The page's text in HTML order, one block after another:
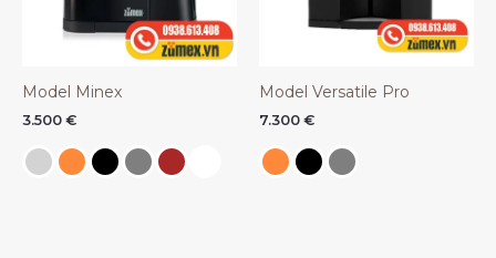
Model Minex
3.500 €
Model Versatile Pro
7.300 €